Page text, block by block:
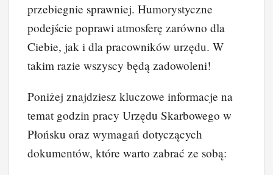
przebiegnie sprawniej. Humorystyczne
podejście poprawi atmosferę zarówno dla
Ciebie, jak i dla pracowników urzędu. W
takim razie wszyscy będą zadowoleni!
Poniżej znajdziesz kluczowe informacje na
temat godzin pracy Urzędu Skarbowego w
Płońsku oraz wymagań dotyczących
dokumentów, które warto zabrać ze sobą: